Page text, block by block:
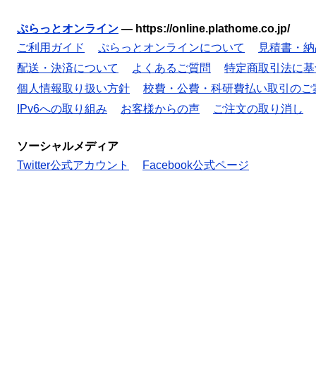
ぷらっとオンライン — https://online.plathome.co.jp/
ご利用ガイド
ぷらっとオンラインについて
見積書・
配送・決済について
よくあるご質問
特定商取引法に
個人情報取り扱い方針
校費・公費・科研費払い取引のご
IPv6への取り組み
お客様からの声 ご注文の取り消し
ソーシャルメディア
Twitter公式アカウント
Facebook公式ページ